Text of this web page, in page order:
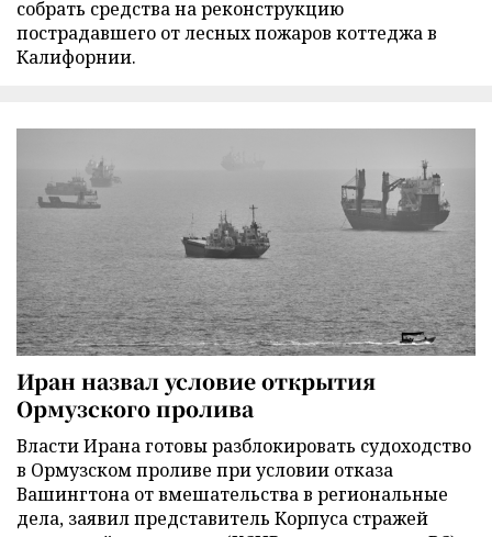
собрать средства на реконструкцию
пострадавшего от лесных пожаров коттеджа в
Калифорнии.
Иран назвал условие открытия
Ормузского пролива
Власти Ирана готовы разблокировать судоходство
в Ормузском проливе при условии отказа
Вашингтона от вмешательства в региональные
дела, заявил представитель Корпуса стражей